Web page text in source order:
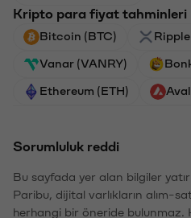
Kripto para fiyat tahminleri
Bitcoin (BTC)
Vanar (VANRY)
Ethereum (ETH)
Sorumluluk reddi
Bu sayfada yer alan bilgiler
Paribu, dijital varlıkların alım-
herhangi bir öneride bulunmaz.